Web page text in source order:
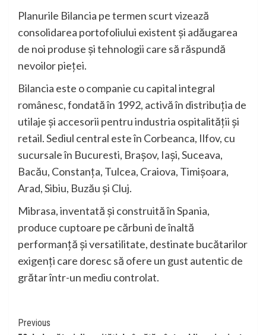
Planurile Bilancia pe termen scurt vizează
consolidarea portofoliului existent și adăugarea
de noi produse și tehnologii care să răspundă
nevoilor pieței.
Bilancia este o companie cu capital integral
românesc, fondată în 1992, activă în distribuția de
utilaje și accesorii pentru industria ospitalității și
retail. Sediul central este în Corbeanca, Ilfov, cu
sucursale în Bucuresti, Braşov, Iaşi, Suceava,
Bacău, Constanţa, Tulcea, Craiova, Timişoara,
Arad, Sibiu, Buzău şi Cluj.
Mibrasa, inventată și construită în Spania,
produce cuptoare pe cărbuni de înaltă
performanță și versatilitate, destinate bucătarilor
exigenți care doresc să ofere un gust autentic de
grătar într-un mediu controlat.
Continue
Previous